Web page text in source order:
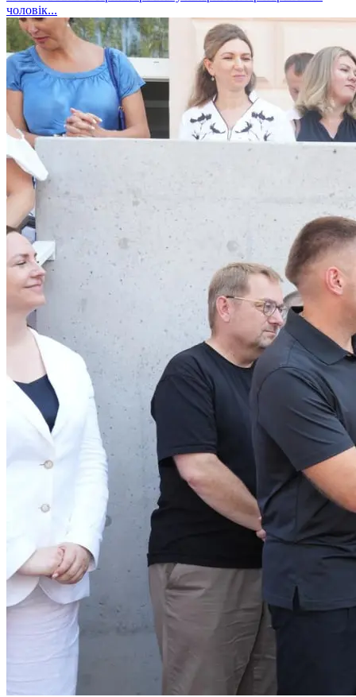
чоловік...